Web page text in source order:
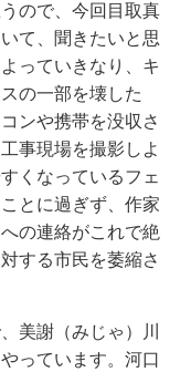
ので、今回目取真
て、聞きたいと思
っていきなり、キ
の一部を壊した
ンや携帯を没収さ
事現場を撮影しよ
くなっているフェ
とに過ぎず、作家
の連絡がこれで絶
する市民を萎縮さ
美謝（みじゃ）川
っています。河口